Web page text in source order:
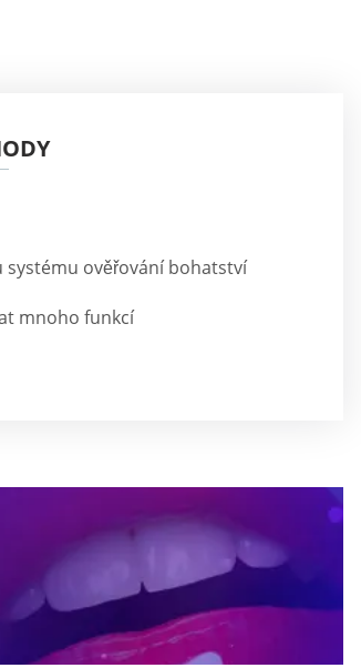
systému ověřování bohatství
mnoho funkcí